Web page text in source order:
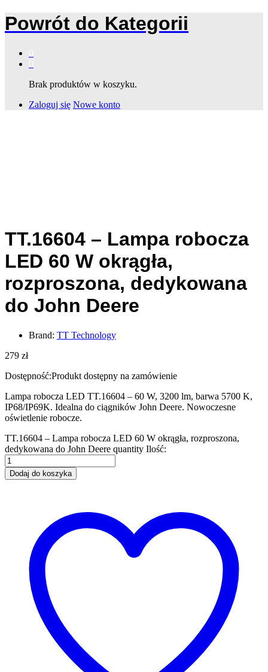
Powrót do Kategorii
Brak produktów w koszyku.
Zaloguj się Nowe konto
TT.16604 – Lampa robocza
LED 60 W okrągła,
rozproszona, dedykowana
do John Deere
Brand: TT Technology
279 zł
Dostępność:Produkt dostępny na zamówienie
Lampa robocza LED TT.16604 – 60 W, 3200 lm, barwa 5700 K,
IP68/IP69K. Idealna do ciągników John Deere. Nowoczesne
oświetlenie robocze.
TT.16604 – Lampa robocza LED 60 W okrągła, rozproszona,
dedykowana do John Deere quantity Ilość:
Dodaj do koszyka